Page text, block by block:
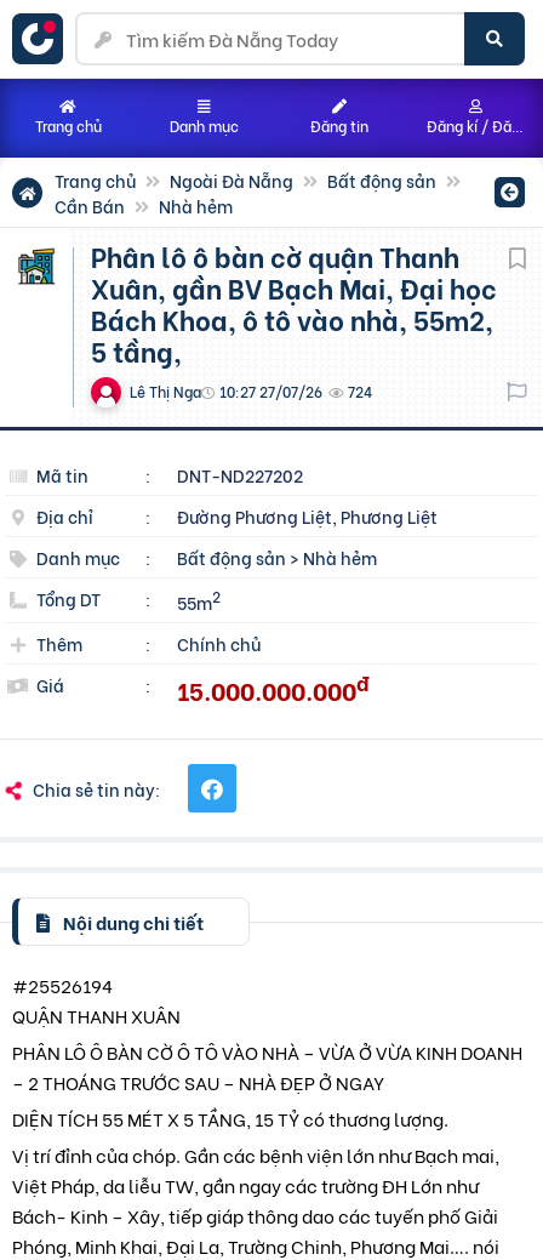
Trang chủ Ngoài Đà Nẵng
Bất động sản
Cần Bán
Nhà hẻm
Phân lô ô bàn cờ quận Thanh
Xuân, gần BV Bạch Mai, Đại học
Bách Khoa, ô tô vào nhà, 55m2,
5 tầng,
Lê Thị Nga 10:27 27/07/26 724
Mã tin :
DNT-ND227202
Địa chỉ
:
Đường Phương Liệt, Phương Liệt
Danh mục
: Bất động sản > Nhà hẻm
Tổng DT
: 55m2
Thêm :
Chính chủ
Giá
: 15.000.000.000đ
Chia sẻ tin này:
Nội dung chi tiết
#25526194
QUẬN THANH XUÂN
PHÂN LÔ Ô BÀN CỜ Ô TÔ VÀO NHÀ – VỪA Ở VỪA KINH DOANH
– 2 THOÁNG TRƯỚC SAU – NHÀ ĐẸP Ở NGAY
DIỆN TÍCH 55 MÉT X 5 TẦNG, 15 TỶ có thương lượng.
Vị trí đỉnh của chóp. Gần các bệnh viện lớn như Bạch mai,
Việt Pháp, da liễu TW, gần ngay các trường ĐH Lớn như
Bách- Kinh – Xây, tiếp giáp thông dao các tuyến phố Giải
Phóng, Minh Khai, Đại La, Trường Chinh, Phương Mai…. nói
Trang chủ Danh mục Đăng tin